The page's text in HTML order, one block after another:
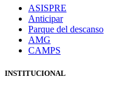
ASISPRE
Anticipar
Parque del descanso
AMG
CAMPS
INSTITUCIONAL